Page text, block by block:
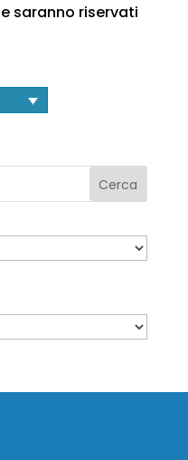
saranno riservati